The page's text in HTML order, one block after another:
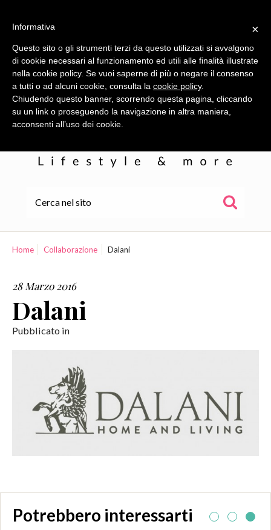
Home Collaborazione Dalani
28 Marzo 2016
Dalani
Pubblicato in
Potrebbero interessarti
×
Informativa
Questo sito o gli strumenti terzi da questo utilizzati si avvalgono
di cookie necessari al funzionamento ed utili alle finalità illustrate
nella cookie policy. Se vuoi saperne di più o negare il consenso
a tutti o ad alcuni cookie, consulta la cookie policy.
Chiudendo questo banner, scorrendo questa pagina, cliccando
su un link o proseguendo la navigazione in altra maniera,
acconsenti all’uso dei cookie.